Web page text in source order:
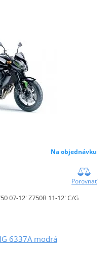
Na objednávku
Porovnať
07-12' Z750R 11-12' C/G
6337A modrá